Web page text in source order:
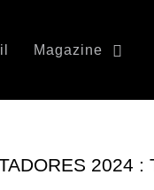
Magazine
2024 :